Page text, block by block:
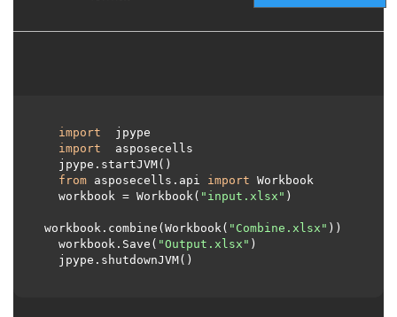
import
jpype
import
asposecells
from asposecells.api import Workbook
  workbook = Workbook(
"input.xlsx" )
workbook.combine(Workbook( "Combine.xlsx" ))
  workbook.Save(
"Output.xlsx" )